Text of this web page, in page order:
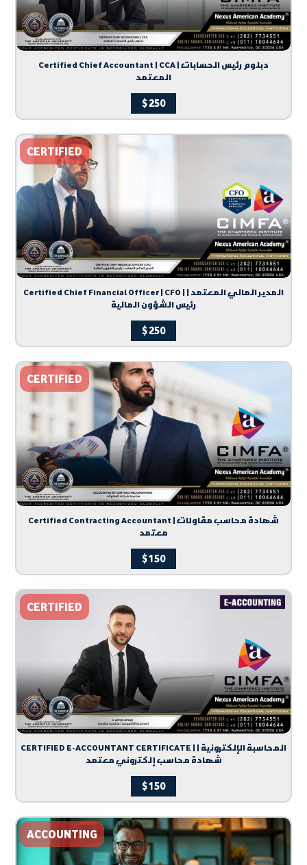
Certified Chief Accountant | CCA | دبلوم رئيس الحسابات
المعتمد
$250
Certified Chief Financial Officer | CFO | المدير المالي المعتمد |
رئيس الشؤون المالية
$250
CERTIFIED
Certified Contracting Accountant | شهادة محاسب مقاولات
معتمد
$150
CERTIFIED
CERTIFIED E-ACCOUNTANT CERTIFICATE | المحاسبة الإلكترونية |
شهادة محاسب إلكتروني معتمد
$150
CERTIFIED
ACCOUNTING